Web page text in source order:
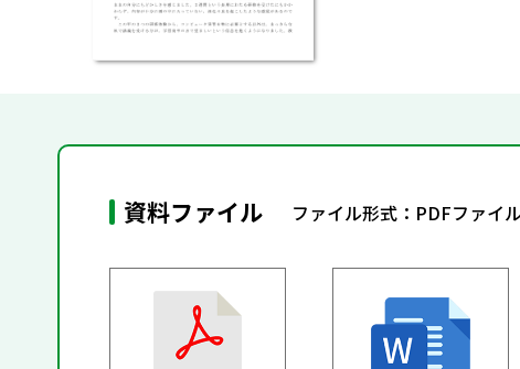
資料ファイル ファイル形式：PDFファイ